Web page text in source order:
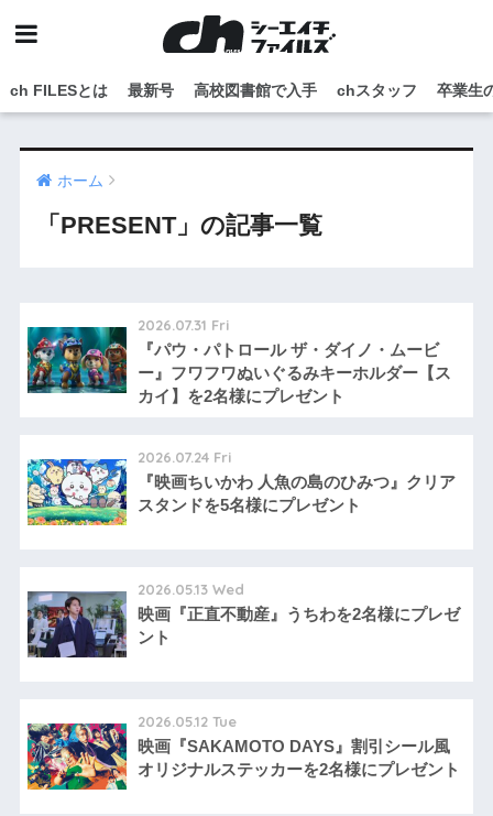
ch FILESとは 最新号 高校図書館で入手 chスタッフ 卒業生
ホーム
「PRESENT」の記事一覧
2026.07.31 Fri
『パウ・パトロール ザ・ダイノ・ムービ
ー』フワフワぬいぐるみキーホルダー【ス
カイ】を2名様にプレゼント
2026.07.24 Fri
『映画ちいかわ 人魚の島のひみつ』クリア
スタンドを5名様にプレゼント
2026.05.13 Wed
映画『正直不動産』うちわを2名様にプレゼ
ント
2026.05.12 Tue
映画『SAKAMOTO DAYS』割引シール風
オリジナルステッカーを2名様にプレゼント